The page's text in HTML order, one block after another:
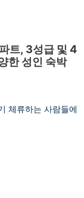
트, 3성급 및 4
한 성인 숙박
체류하는 사람들에